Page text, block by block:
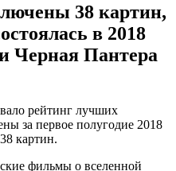
38 картин,
в 2018
Черная Пантера
рейтинг лучших
за первое полугодие 2018
картин.
фильмы о вселенной